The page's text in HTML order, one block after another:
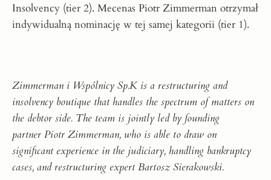
Insolvency (tier 2). Mecenas Piotr Zimmerman otrzymał
indywidualną nominację w tej samej kategorii (tier 1).
Zimmerman i Wspólnicy Sp.K is a restructuring and
insolvency boutique that handles the spectrum of matters on
the debtor side. The team is jointly led by founding
partner Piotr Zimmerman, who is able to draw on
significant experience in the judiciary, handling bankruptcy
cases, and restructuring expert Bartosz Sierakowski.